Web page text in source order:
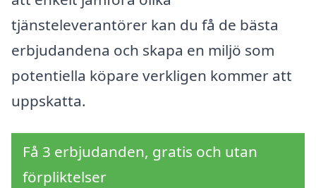
tjänsteleverantörer kan du få de bästa
erbjudandena och skapa en miljö som
potentiella köpare verkligen kommer att
uppskatta.
Få 3 erbjudanden, gratis och utan
förpliktelser